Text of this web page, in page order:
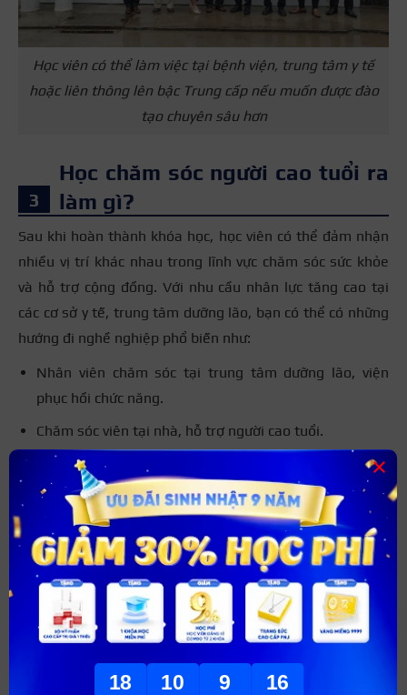
Học viên có thể làm việc tại bệnh viện, trung tâm y tế
hoặc liên thông lên bậc Trung cấp nếu muốn được đào
tạo chuyên sâu hơn
Học chăm sóc người cao tuổi ra
làm gì?
Sau khi hoàn thành khóa học, học viên có thể đảm nhận
nhiều vị trí khác nhau trong lĩnh vực chăm sóc sức khỏe
và hỗ trợ cộng đồng. Với nhu cầu nhân lực tăng cao tại
các cơ sở y tế, trung tâm dưỡng lão, bạn có thể có những
hướng đi nghề nghiệp phổ biến như:
Nhân viên chăm sóc tại trung tâm dưỡng lão, viện
phục hồi chức năng.
Chăm sóc viên tại nhà, hỗ trợ người cao tuổi.
Trợ lý điều dưỡng để kiểm tra sức khỏe cho người
bệnh.
Nhân viên xã hội tham gia các chương trình chăm sóc
cộng đồng dành cho người già.
18 10 9 15
×